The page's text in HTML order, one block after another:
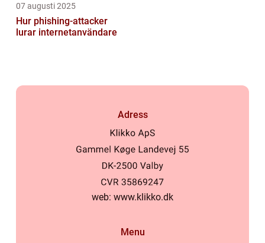
07 augusti 2025
Hur phishing-attacker
lurar internetanvändare
Adress
web: www.klikko.dk
Menu